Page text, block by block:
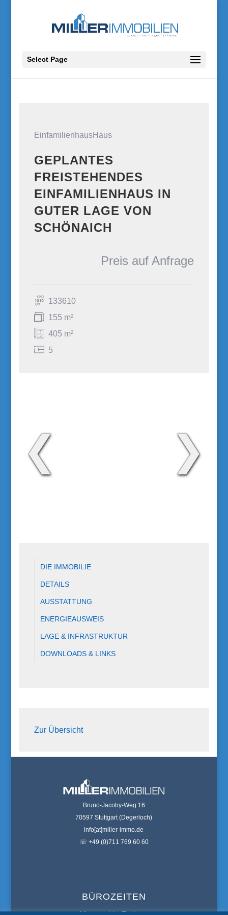
Select Page
EinfamilienhausHaus
GEPLANTES
FREISTEHENDES
EINFAMILIENHAUS IN
GUTER LAGE VON
SCHÖNAICH
Preis auf Anfrage
133610
155 m²
405 m²
5
❮ ❯
DIE IMMOBILIE
DETAILS
AUSSTATTUNG
ENERGIEAUSWEIS
LAGE & INFRASTRUKTUR
DOWNLOADS & LINKS
Zur Übersicht
Bruno-Jacoby-Weg 16
70597 Stuttgart (Degerloch)
info[at]miller-immo.de
☏ +49 (0)711 769 60 60
BÜROZEITEN